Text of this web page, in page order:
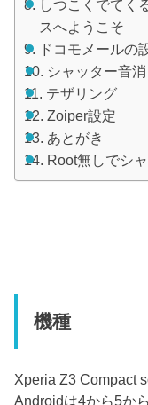
しつこくでてく
スへようこそ
ドコモメールの
シャッター音消
テザリング
Zoiper設定
あとがき
Root無しでシ
機種
Xperia Z3 Compact
Androidは4から5か